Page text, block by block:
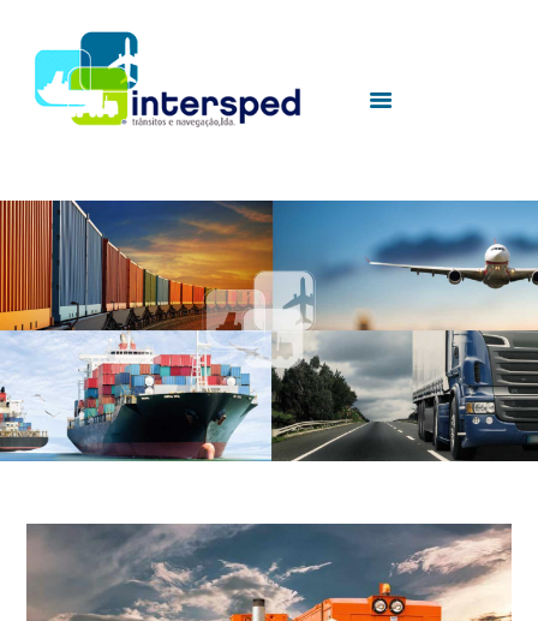
HOME
SERVIÇOS
UTILIDADES
CONTACTOS